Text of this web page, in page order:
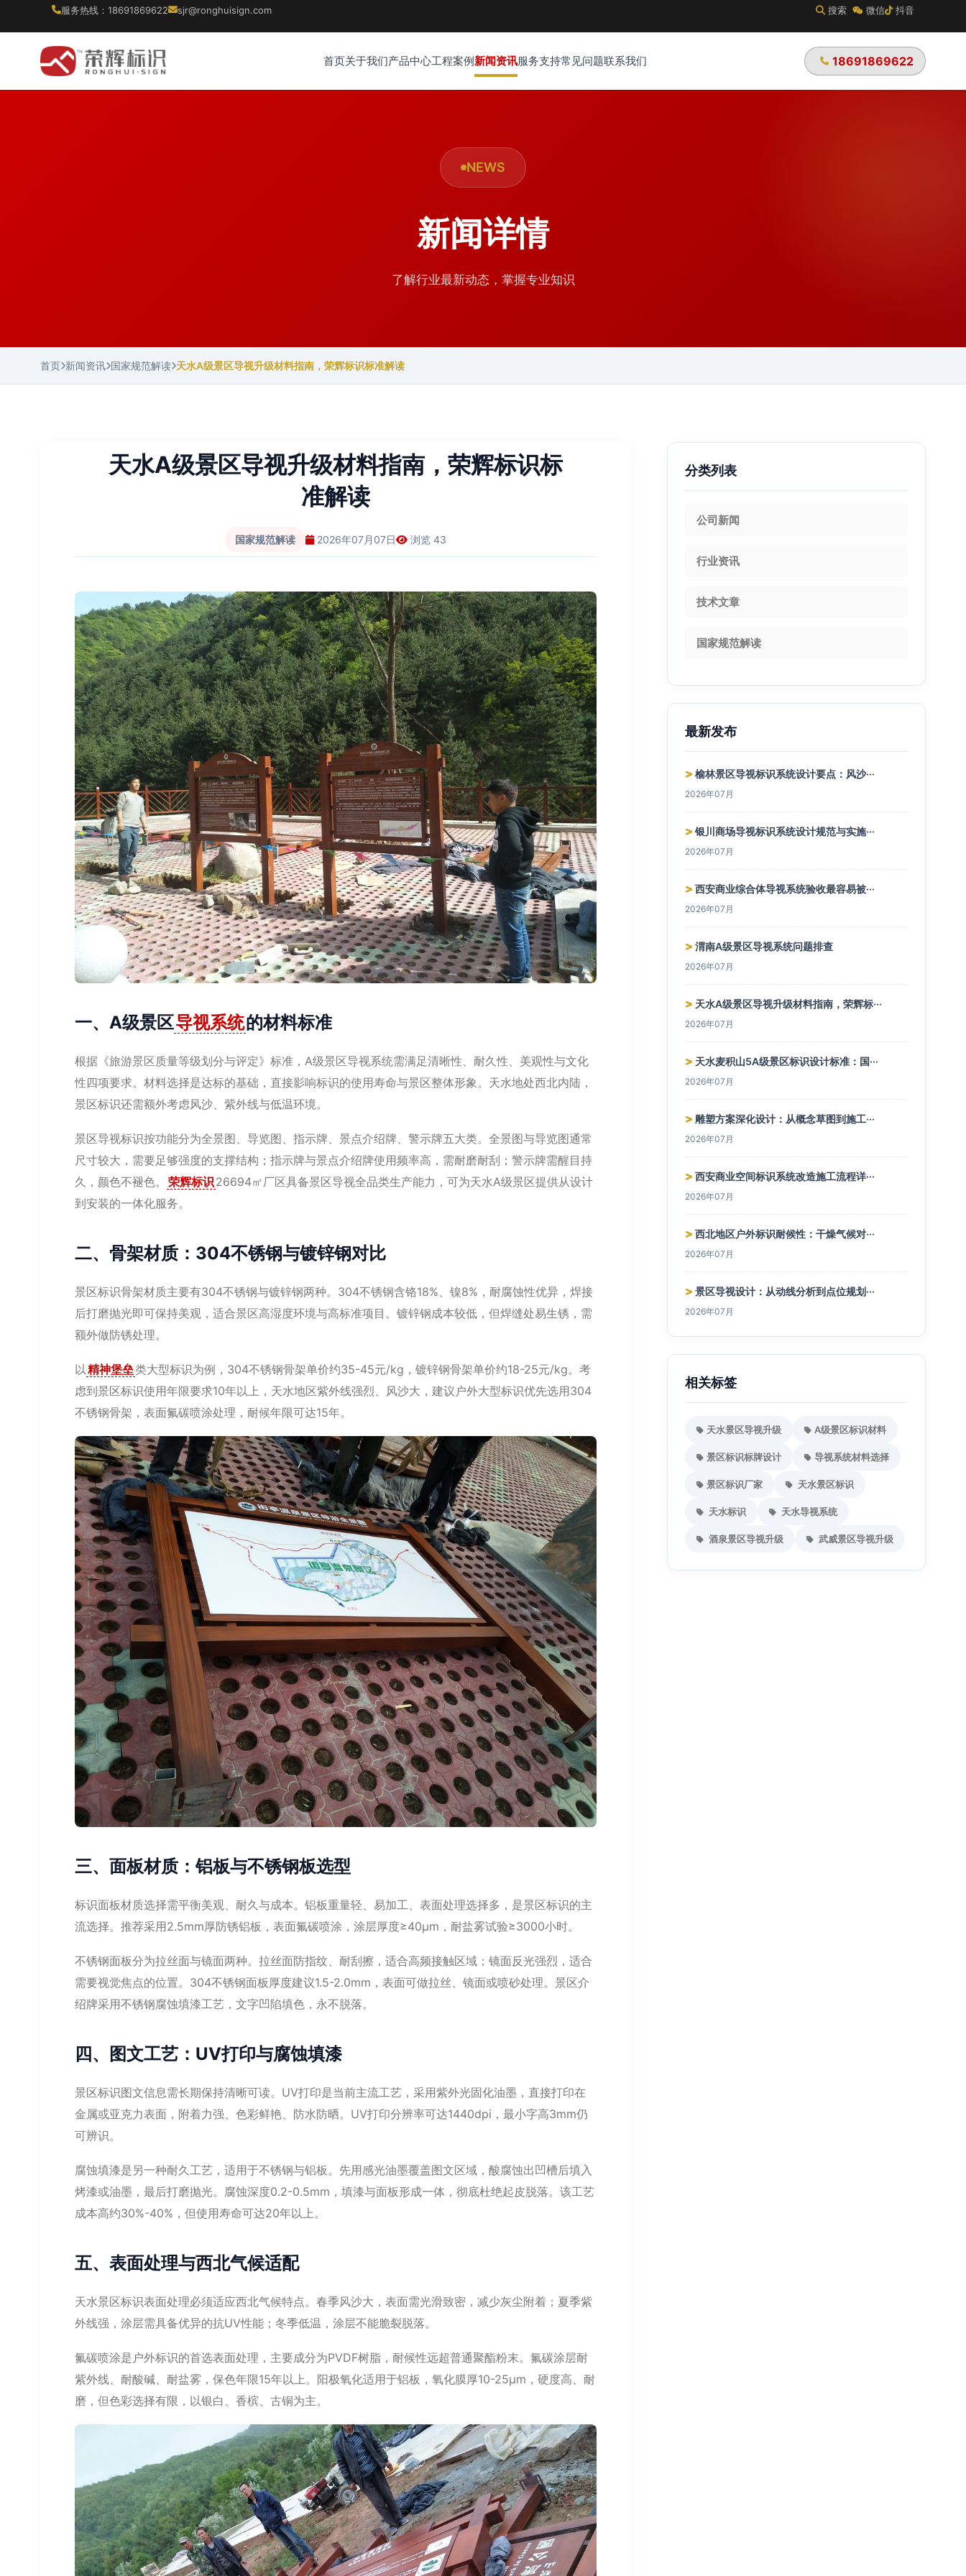
服务热线：18691869622 sjr@ronghuisign.com 搜索 微信 抖音
首页关于我们产品中心工程案例新闻资讯服务支持常见问题联系我们 18691869622
NEWS
新闻详情
了解行业最新动态，掌握专业知识
首页 新闻资讯 国家规范解读 天水A级景区导视升级材料指南，荣辉标识标准解读
天水A级景区导视升级材料指南，荣辉标识标
准解读
国家规范解读 2026年07月07日 浏览 43
一、A级景区导视系统的材料标准
根据《旅游景区质量等级划分与评定》标准，A级景区导视系统需满足清晰性、耐久性、美观性与文化
性四项要求。材料选择是达标的基础，直接影响标识的使用寿命与景区整体形象。天水地处西北内陆，
景区标识还需额外考虑风沙、紫外线与低温环境。
景区导视标识按功能分为全景图、导览图、指示牌、景点介绍牌、警示牌五大类。全景图与导览图通常
尺寸较大，需要足够强度的支撑结构；指示牌与景点介绍牌使用频率高，需耐磨耐刮；警示牌需醒目持
久，颜色不褪色。 荣辉标识 26694㎡厂区具备景区导视全品类生产能力，可为天水A级景区提供从设计
到安装的一体化服务。
二、骨架材质：304不锈钢与镀锌钢对比
景区标识骨架材质主要有304不锈钢与镀锌钢两种。304不锈钢含铬18%、镍8%，耐腐蚀性优异，焊接
后打磨抛光即可保持美观，适合景区高湿度环境与高标准项目。镀锌钢成本较低，但焊缝处易生锈，需
额外做防锈处理。
以 精神堡垒类大型标识为例，304不锈钢骨架单价约35-45元/kg，镀锌钢骨架单价约18-25元/kg。考
虑到景区标识使用年限要求10年以上，天水地区紫外线强烈、风沙大，建议户外大型标识优先选用304
不锈钢骨架，表面氟碳喷涂处理，耐候年限可达15年。
三、面板材质：铝板与不锈钢板选型
标识面板材质选择需平衡美观、耐久与成本。铝板重量轻、易加工、表面处理选择多，是景区标识的主
流选择。推荐采用2.5mm厚防锈铝板，表面氟碳喷涂，涂层厚度≥40μm，耐盐雾试验≥3000小时。
不锈钢面板分为拉丝面与镜面两种。拉丝面防指纹、耐刮擦，适合高频接触区域；镜面反光强烈，适合
需要视觉焦点的位置。304不锈钢面板厚度建议1.5-2.0mm，表面可做拉丝、镜面或喷砂处理。景区介
绍牌采用不锈钢腐蚀填漆工艺，文字凹陷填色，永不脱落。
四、图文工艺：UV打印与腐蚀填漆
景区标识图文信息需长期保持清晰可读。UV打印是当前主流工艺，采用紫外光固化油墨，直接打印在
金属或亚克力表面，附着力强、色彩鲜艳、防水防晒。UV打印分辨率可达1440dpi，最小字高3mm仍
可辨识。
腐蚀填漆是另一种耐久工艺，适用于不锈钢与铝板。先用感光油墨覆盖图文区域，酸腐蚀出凹槽后填入
烤漆或油墨，最后打磨抛光。腐蚀深度0.2-0.5mm，填漆与面板形成一体，彻底杜绝起皮脱落。该工艺
成本高约30%-40%，但使用寿命可达20年以上。
五、表面处理与西北气候适配
天水景区标识表面处理必须适应西北气候特点。春季风沙大，表面需光滑致密，减少灰尘附着；夏季紫
外线强，涂层需具备优异的抗UV性能；冬季低温，涂层不能脆裂脱落。
氟碳喷涂是户外标识的首选表面处理，主要成分为PVDF树脂，耐候性远超普通聚酯粉末。氟碳涂层耐
紫外线、耐酸碱、耐盐雾，保色年限15年以上。阳极氧化适用于铝板，氧化膜厚10-25μm，硬度高、耐
磨，但色彩选择有限，以银白、香槟、古铜为主。
分类列表
公司新闻
行业资讯
技术文章
国家规范解读
最新发布
> 榆林景区导视标识系统设计要点：风沙···
2026年07月
> 银川商场导视标识系统设计规范与实施···
2026年07月
> 西安商业综合体导视系统验收最容易被···
2026年07月
> 渭南A级景区导视系统问题排查
2026年07月
> 天水A级景区导视升级材料指南，荣辉标···
2026年07月
> 天水麦积山5A级景区标识设计标准：国···
2026年07月
> 雕塑方案深化设计：从概念草图到施工···
2026年07月
> 西安商业空间标识系统改造施工流程详···
2026年07月
> 西北地区户外标识耐候性：干燥气候对···
2026年07月
> 景区导视设计：从动线分析到点位规划···
2026年07月
相关标签
天水景区导视升级 A级景区标识材料
景区标识标牌设计 导视系统材料选择
景区标识厂家 天水景区标识
天水标识 天水导视系统
酒泉景区导视升级 武威景区导视升级